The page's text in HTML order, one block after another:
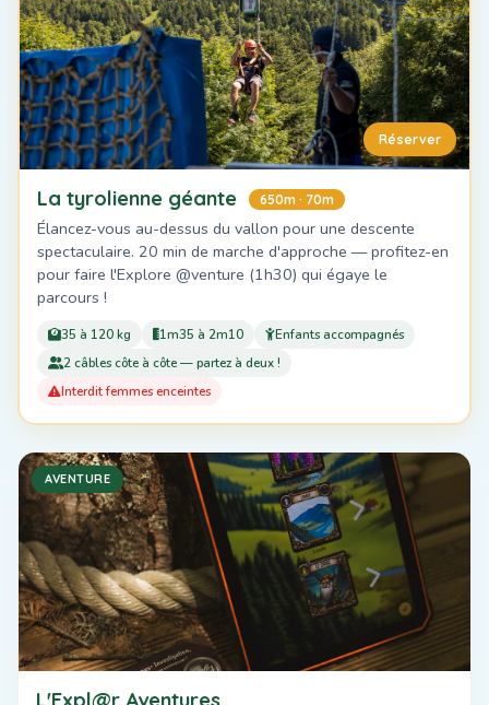
Réserver
La tyrolienne géante 650m · 70m
Élancez-vous au-dessus du vallon pour une descente
spectaculaire. 20 min de marche d'approche — profitez-en
pour faire l'Explore @venture (1h30) qui égaye le
parcours !
35 à 120 kg 1m35 à 2m10
Enfants accompagnés
2 câbles côte à côte — partez à deux !
Interdit femmes enceintes
AVENTURE
L'Expl@r Aventures